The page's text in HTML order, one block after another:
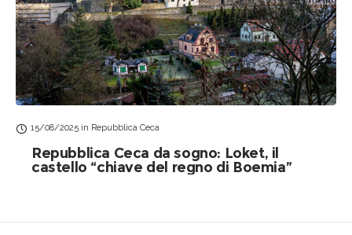
15/08/2025 in Repubblica Ceca
Repubblica Ceca da sogno: Loket, il
castello “chiave del regno di Boemia”